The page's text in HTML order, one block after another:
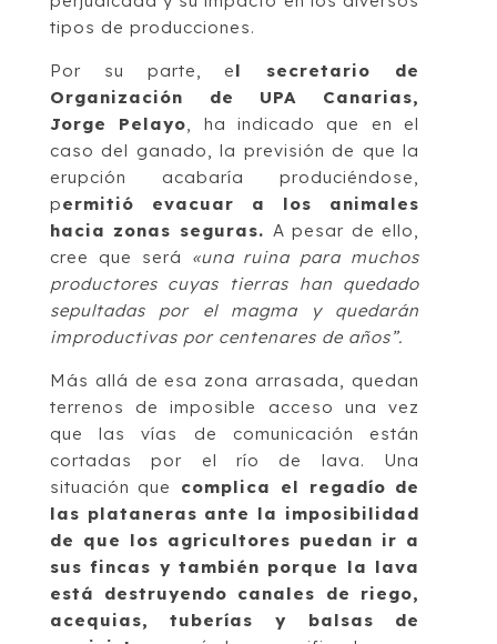
tipos de producciones.
Por su parte, el secretario de
Organización de UPA Canarias,
Jorge Pelayo, ha indicado que en el
caso del ganado, la previsión de que la
erupción acabaría produciéndose,
permitió evacuar a los animales
hacia zonas seguras. A pesar de ello,
cree que será «una ruina para muchos
productores cuyas tierras han quedado
sepultadas por el magma y quedarán
improductivas por centenares de años”.
Más allá de esa zona arrasada, quedan
terrenos de imposible acceso una vez
que las vías de comunicación están
cortadas por el río de lava. Una
situación que
complica el regadío de
las plataneras ante la imposibilidad
de que los agricultores puedan ir a
sus fincas y también porque la lava
está destruyendo canales de riego,
acequias, tuberías y balsas de